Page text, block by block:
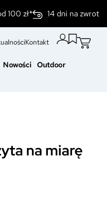
100 zł* 14 dni na zwrot
Kontakt
Nowości
Outdoor
na miarę